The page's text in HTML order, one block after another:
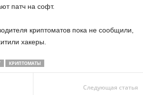
патч на софт.
криптоматов пока не сообщили,
хакеры.
КРИПТОМАТЫ
Следующая статья